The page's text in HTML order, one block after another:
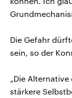
Die Gefahr
sein, so der
„Die
stärkere